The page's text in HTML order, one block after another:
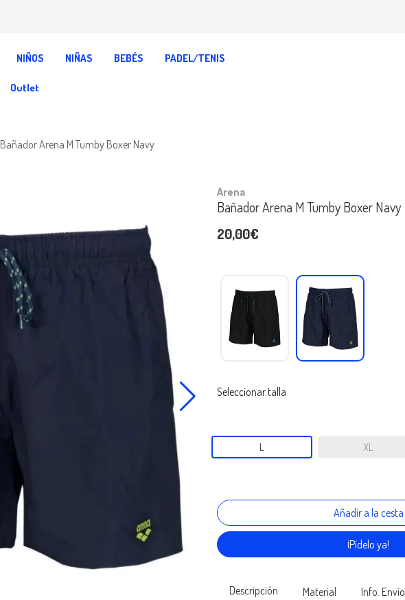
NIÑOS NIÑAS BEBÉS PADEL/TENIS
Outlet
Bañador Arena M Tumby Boxer Navy
Arena
Bañador Arena M Tumby Boxer Navy
20,00€
Seleccionar talla
L XL
¡Pídelo ya!
Descripción Material Info. Envío